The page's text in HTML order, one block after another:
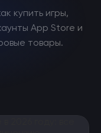
купить игры,
App Store и
товары.